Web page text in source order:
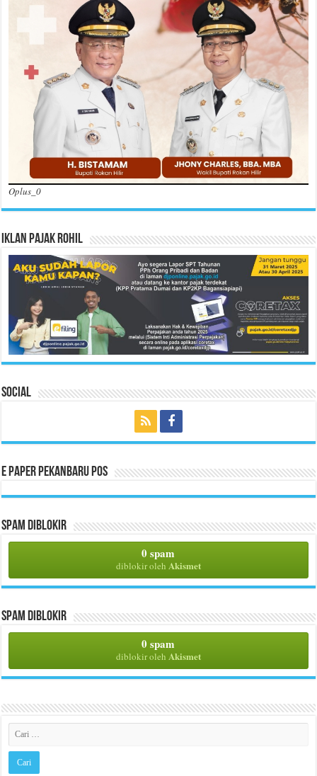
Oplus_0
Iklan Pajak Rohil
Social
E Paper Pekanbaru Pos
Spam Diblokir
0 spam
diblokir oleh Akismet
Spam Diblokir
0 spam
diblokir oleh Akismet